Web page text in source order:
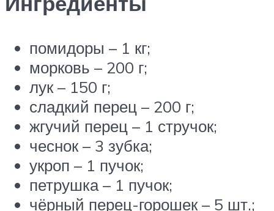
помидоры – 1 кг;
морковь – 200 г;
лук – 150 г;
сладкий перец – 200 г;
жгучий перец – 1 стручок;
чеснок – 3 зубка;
укроп – 1 пучок;
петрушка – 1 пучок;
чёрный перец-горошек – 5 шт.;